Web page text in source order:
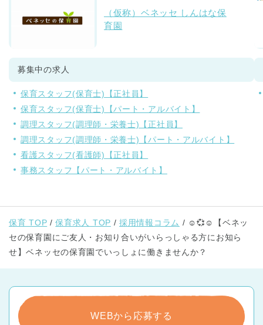
（仮称）ベネッセ しんはな保
育園
募集中の求人
保育スタッフ(保育士)【正社員】
保育スタッフ(保育士)【パート・アルバイト】
調理スタッフ(調理師・栄養士)【正社員】
調理スタッフ(調理師・栄養士)【パート・アルバイト】
看護スタッフ(看護師)【正社員】
事務スタッフ【パート・アルバイト】
保育 TOP 保育求人 TOP 採用情報コラム
☺💞☺【ベネッ
セの保育園にご友人・お知り合いがいらっしゃる方にお知ら
せ】ベネッセの保育園でいっしょに働きませんか？
WEBから応募する